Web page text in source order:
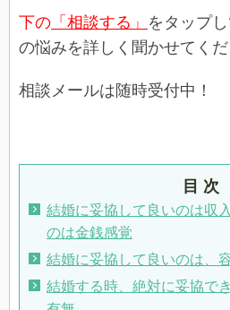
下の 「相談する」 をタップ
の悩みを詳しく聞かせてくだ
相談メールは随時受付中！
目 次
結婚に妥協して良いのは収
のは金銭感覚
結婚に妥協して良いのは、
結婚する時、絶対に妥協で